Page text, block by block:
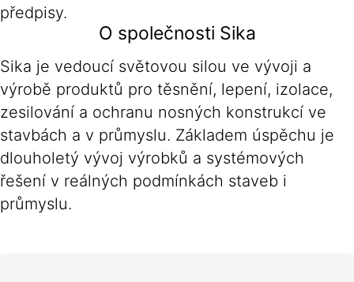
předpisy.
O společnosti Sika
Sika je vedoucí světovou silou ve vývoji a
výrobě produktů pro těsnění, lepení, izolace,
zesilování a ochranu nosných konstrukcí ve
stavbách a v průmyslu. Základem úspěchu je
dlouholetý vývoj výrobků a systémových
řešení v reálných podmínkách staveb i
průmyslu.